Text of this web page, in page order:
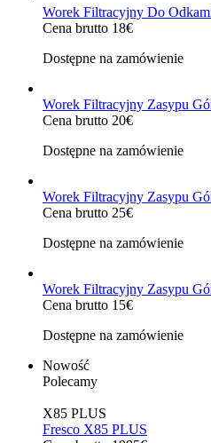
Worek Filtracyjny Do
Cena brutto 18€
Dostępne na zamówienie
Worek Filtracyjny Zasypu
Cena brutto 20€
Dostępne na zamówienie
Worek Filtracyjny Zasypu
Cena brutto 25€
Dostępne na zamówienie
Worek Filtracyjny Zasypu
Cena brutto 15€
Dostępne na zamówienie
Nowość
Polecamy
X85 PLUS
Fresco X85 PLUS